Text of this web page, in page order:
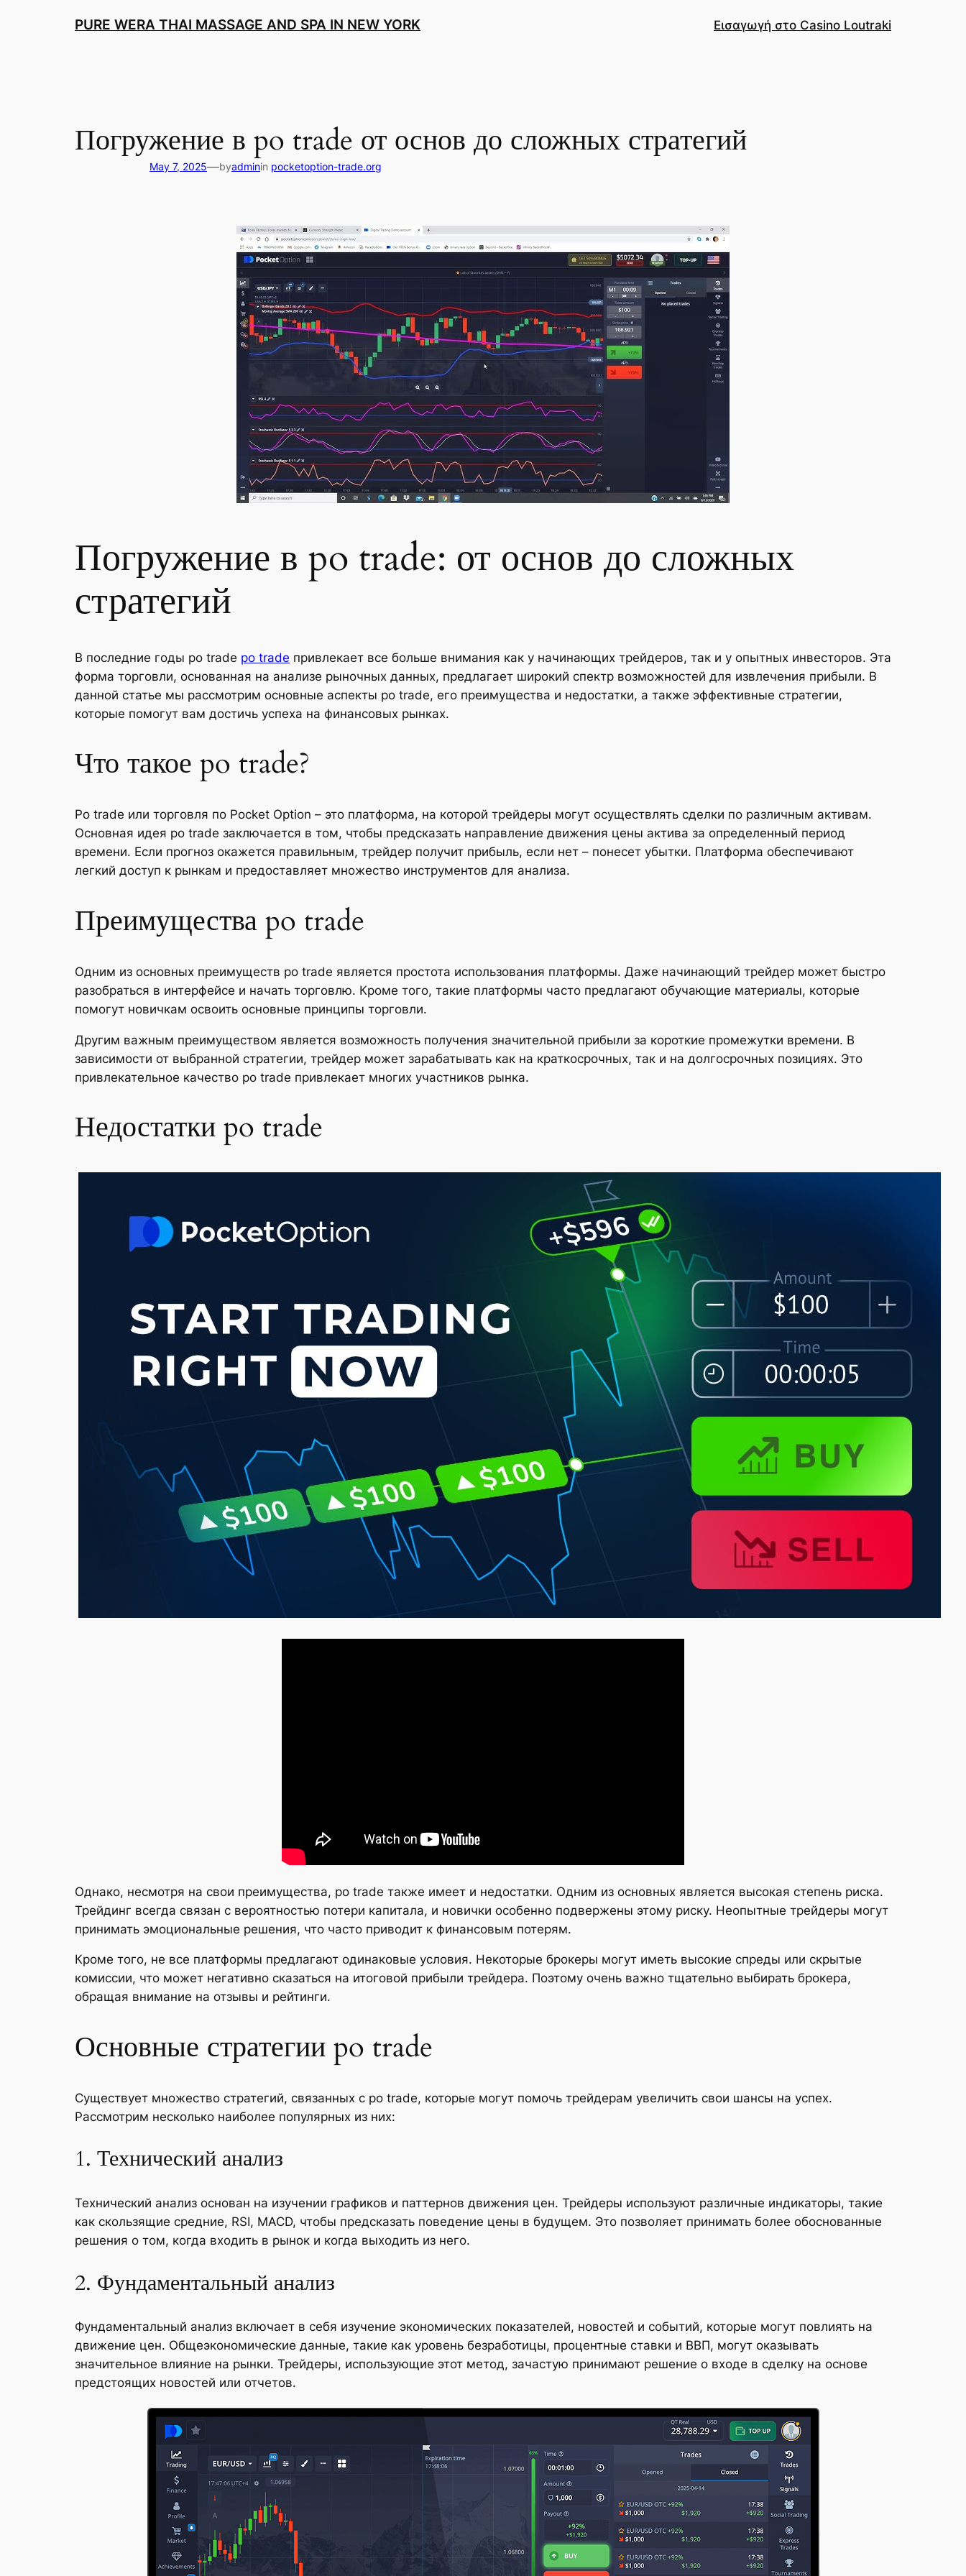
PURE WERA THAI MASSAGE AND SPA IN NEW YORK Εισαγωγή στο Casino Loutraki
Погружение в po trade от основ до сложных стратегий
May 7, 2025—byadminin pocketoption-trade.org
Погружение в po trade: от основ до сложных
стратегий
В последние годы po trade po trade привлекает все больше внимания как у начинающих трейдеров, так и у опытных инвесторов. Эта
форма торговли, основанная на анализе рыночных данных, предлагает широкий спектр возможностей для извлечения прибыли. В
данной статье мы рассмотрим основные аспекты po trade, его преимущества и недостатки, а также эффективные стратегии,
которые помогут вам достичь успеха на финансовых рынках.
Что такое po trade?
Po trade или торговля по Pocket Option – это платформа, на которой трейдеры могут осуществлять сделки по различным активам.
Основная идея po trade заключается в том, чтобы предсказать направление движения цены актива за определенный период
времени. Если прогноз окажется правильным, трейдер получит прибыль, если нет – понесет убытки. Платформа обеспечивают
легкий доступ к рынкам и предоставляет множество инструментов для анализа.
Преимущества po trade
Одним из основных преимуществ po trade является простота использования платформы. Даже начинающий трейдер может быстро
разобраться в интерфейсе и начать торговлю. Кроме того, такие платформы часто предлагают обучающие материалы, которые
помогут новичкам освоить основные принципы торговли.
Другим важным преимуществом является возможность получения значительной прибыли за короткие промежутки времени. В
зависимости от выбранной стратегии, трейдер может зарабатывать как на краткосрочных, так и на долгосрочных позициях. Это
привлекательное качество po trade привлекает многих участников рынка.
Недостатки po trade
Однако, несмотря на свои преимущества, po trade также имеет и недостатки. Одним из основных является высокая степень риска.
Трейдинг всегда связан с вероятностью потери капитала, и новички особенно подвержены этому риску. Неопытные трейдеры могут
принимать эмоциональные решения, что часто приводит к финансовым потерям.
Кроме того, не все платформы предлагают одинаковые условия. Некоторые брокеры могут иметь высокие спреды или скрытые
комиссии, что может негативно сказаться на итоговой прибыли трейдера. Поэтому очень важно тщательно выбирать брокера,
обращая внимание на отзывы и рейтинги.
Основные стратегии po trade
Существует множество стратегий, связанных с po trade, которые могут помочь трейдерам увеличить свои шансы на успех.
Рассмотрим несколько наиболее популярных из них:
1. Технический анализ
Технический анализ основан на изучении графиков и паттернов движения цен. Трейдеры используют различные индикаторы, такие
как скользящие средние, RSI, MACD, чтобы предсказать поведение цены в будущем. Это позволяет принимать более обоснованные
решения о том, когда входить в рынок и когда выходить из него.
2. Фундаментальный анализ
Фундаментальный анализ включает в себя изучение экономических показателей, новостей и событий, которые могут повлиять на
движение цен. Общеэкономические данные, такие как уровень безработицы, процентные ставки и ВВП, могут оказывать
значительное влияние на рынки. Трейдеры, использующие этот метод, зачастую принимают решение о входе в сделку на основе
предстоящих новостей или отчетов.